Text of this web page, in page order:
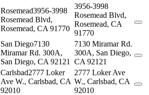
Rosemead3956-3998
Rosemead Blvd,
Rosemead, CA 91770
3956-3998
Rosemead Blvd,
Rosemead, CA
91770
San Diego7130
Miramar Rd. 300A,
San Diego, CA 92121
7130 Miramar Rd.
300A, San Diego,
CA 92121
Carlsbad2777 Loker
Ave W., Carlsbad, CA
92010
2777 Loker Ave
W., Carlsbad, CA
92010